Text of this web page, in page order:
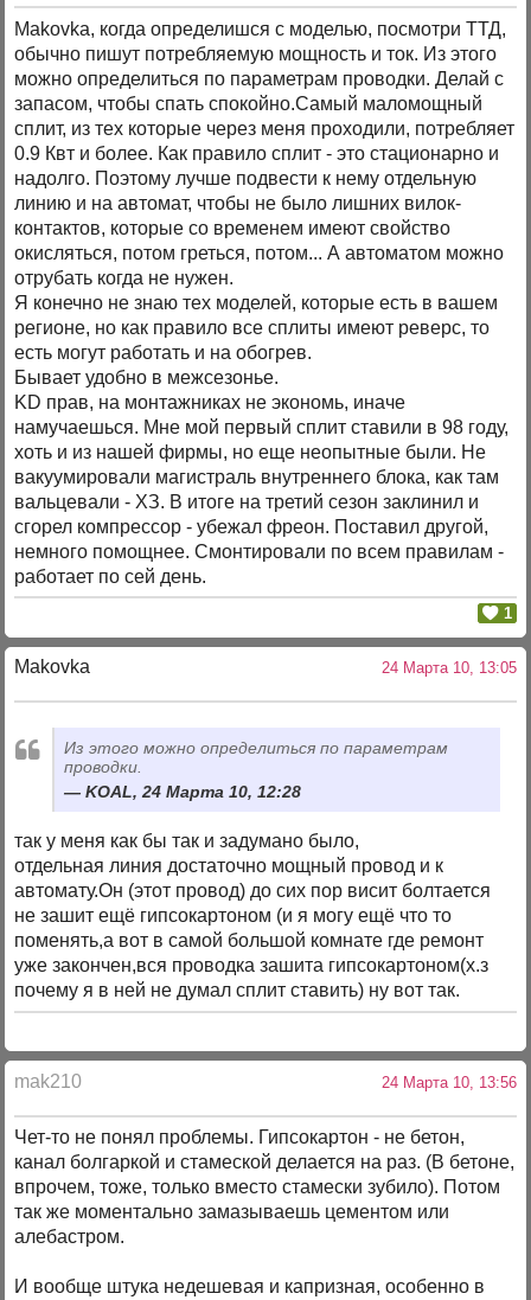
Makovka, когда определишся с моделью, посмотри ТТД,
обычно пишут потребляемую мощность и ток. Из этого
можно определиться по параметрам проводки. Делай с
запасом, чтобы спать спокойно.Самый маломощный
сплит, из тех которые через меня проходили, потребляет
0.9 Квт и более. Как правило сплит - это стационарно и
надолго. Поэтому лучше подвести к нему отдельную
линию и на автомат, чтобы не было лишних вилок-
контактов, которые со временем имеют свойство
окисляться, потом греться, потом... А автоматом можно
отрубать когда не нужен.
Я конечно не знаю тех моделей, которые есть в вашем
регионе, но как правило все сплиты имеют реверс, то
есть могут работать и на обогрев.
Бывает удобно в межсезонье.
KD прав, на монтажниках не экономь, иначе
намучаешься. Мне мой первый сплит ставили в 98 году,
хоть и из нашей фирмы, но еще неопытные были. Не
вакуумировали магистраль внутреннего блока, как там
вальцевали - ХЗ. В итоге на третий сезон заклинил и
сгорел компрессор - убежал фреон. Поставил другой,
немного помощнее. Смонтировали по всем правилам -
работает по сей день.
1
Makovka 24 Марта 10, 13:05
Из этого можно определиться по параметрам
проводки.
KOAL, 24 Марта 10, 12:28
так у меня как бы так и задумано было,
отдельная линия достаточно мощный провод и к
автомату.Он (этот провод) до сих пор висит болтается
не зашит ещё гипсокартоном (и я могу ещё что то
поменять,а вот в самой большой комнате где ремонт
уже закончен,вся проводка зашита гипсокартоном(х.з
почему я в ней не думал сплит ставить) ну вот так.
mak210 24 Марта 10, 13:56
Чет-то не понял проблемы. Гипсокартон - не бетон,
канал болгаркой и стамеской делается на раз. (В бетоне,
впрочем, тоже, только вместо стамески зубило). Потом
так же моментально замазываешь цементом или
алебастром.
И вообще штука недешевая и капризная, особенно в